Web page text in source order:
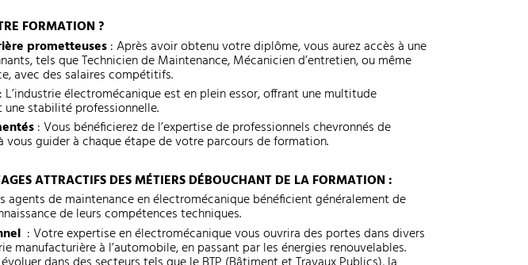
FORMATION ?
prometteuses: Après avoir obtenu votre diplôme, vous aurez accès à une
tels que Technicien de Maintenance, Mécanicien d’entretien, ou même
avec des salaires compétitifs.
: L’industrie électromécanique est en plein essor, offrant une multitude
une stabilité professionnelle.
: Vous bénéficierez de l’expertise de professionnels chevronnés de
vous guider à chaque étape de votre parcours de formation.
ATTRACTIFS DES MÉTIERS DÉBOUCHANT DE LA FORMATION :
agents de maintenance en électromécanique bénéficient généralement de
de leurs compétences techniques.
: Votre expertise en électromécanique vous ouvrira des portes dans divers
manufacturière à l’automobile, en passant par les énergies renouvelables.